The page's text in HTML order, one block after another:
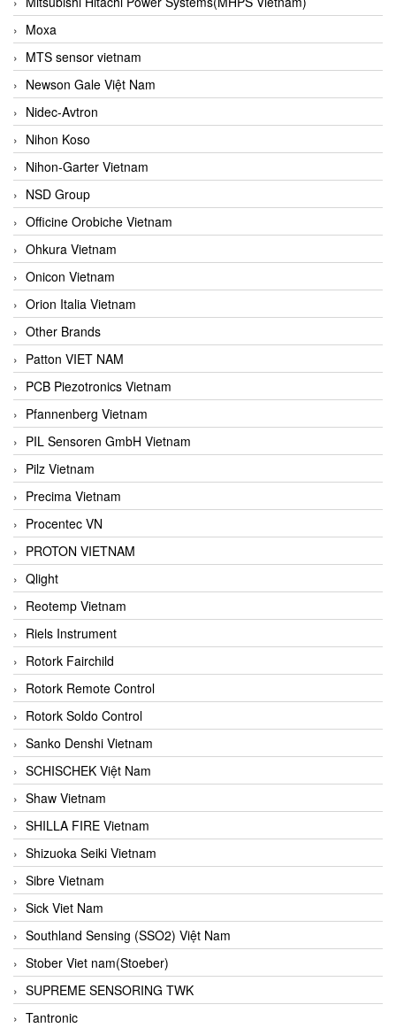
Moxa
MTS sensor vietnam
Newson Gale Việt Nam
Nidec-Avtron
Nihon Koso
Nihon-Garter Vietnam
NSD Group
Officine Orobiche Vietnam
Ohkura Vietnam
Onicon Vietnam
Orion Italia Vietnam
Other Brands
Patton VIET NAM
PCB Piezotronics Vietnam
Pfannenberg Vietnam
PIL Sensoren GmbH Vietnam
Pilz Vietnam
Precima Vietnam
Procentec VN
PROTON VIETNAM
Qlight
Reotemp Vietnam
Riels Instrument
Rotork Fairchild
Rotork Remote Control
Rotork Soldo Control
Sanko Denshi Vietnam
SCHISCHEK Việt Nam
Shaw Vietnam
SHILLA FIRE Vietnam
Shizuoka Seiki Vietnam
Sibre Vietnam
Sick Viet Nam
Southland Sensing (SSO2) Việt Nam
Stober Viet nam(Stoeber)
SUPREME SENSORING TWK
Tantronic